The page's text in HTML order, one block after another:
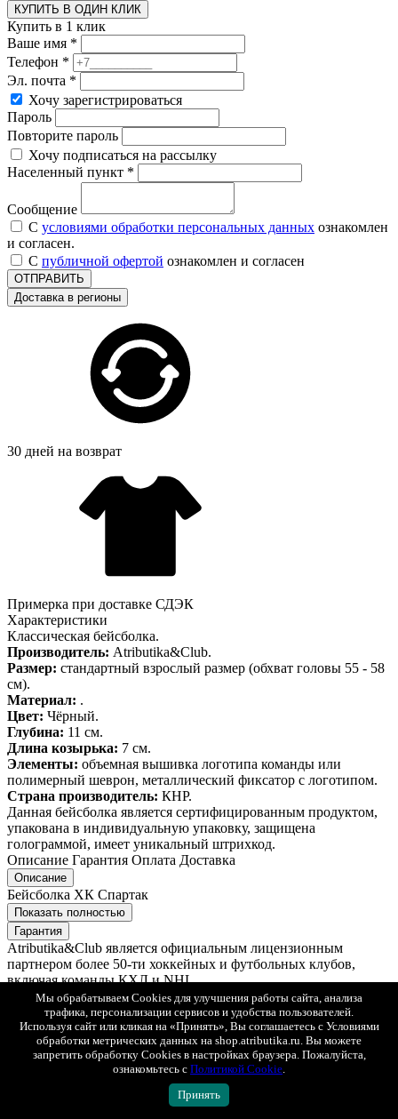
КУПИТЬ В ОДИН КЛИК
Купить в 1 клик
Ваше имя *
Телефон *
Эл. почта *
Хочу зарегистрироваться
Пароль
Повторите пароль
Хочу подписаться на рассылку
Населенный пункт *
Сообщение
С условиями обработки персональных данных ознакомлен
и согласен.
С публичной офертой ознакомлен и согласен
ОТПРАВИТЬ
Доставка в регионы
30 дней на возврат
Примерка при доставке СДЭК
Характеристики
Классическая бейсболка.
Производитель: Atributika&Club.
Размер: стандартный взрослый размер (обхват головы 55 - 58
см).
Материал: .
Цвет: Чёрный.
Глубина: 11 см.
Длина козырька: 7 см.
Элементы: объемная вышивка логотипа команды или
полимерный шеврон, металлический фиксатор с логотипом.
Страна производитель: КНР.
Данная бейсболка является сертифицированным продуктом,
упакована в индивидуальную упаковку, защищена
голограммой, имеет уникальный штрихкод.
Описание Гарантия Оплата Доставка
Описание
Бейсболка ХК Спартак
Показать полностью
Гарантия
Atributika&Club является официальным лицензионным
партнером более 50-ти хоккейных и футбольных клубов,
включая команды КХЛ и NHL.
Гарантия оригинальности
Весь ассортимент – официальная клубная продукция. Мы не
продаем реплики. Вся продукция производится по лицензии и
согласовывается с клубами и лигами.
С 1996 года мы создаем одежду и аксессуары для
Мы обрабатываем Cookies для улучшения работы сайта, анализа
трафика, персонализации сервисов и удобства пользователей.
Используя сайт или кликая на «Принять», Вы соглашаетесь с Условиями
обработки метрических данных на shop.atributika.ru. Вы можете
запретить обработку Cookies в настройках браузера. Пожалуйста,
ознакомьтесь с Политикой Cookie.
Принять